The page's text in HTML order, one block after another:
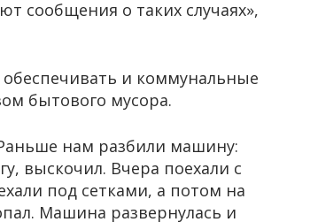
сообщения о таких случаях»,
и коммунальные
бытового мусора.
нам разбили машину:
выскочил. Вчера поехали с
под сетками, а потом на
Машина развернулась и